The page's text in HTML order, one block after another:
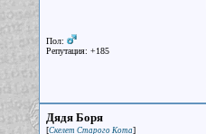
Пол:
Репутация: +185
Дядя Боря
[Скелет Старого Кота]